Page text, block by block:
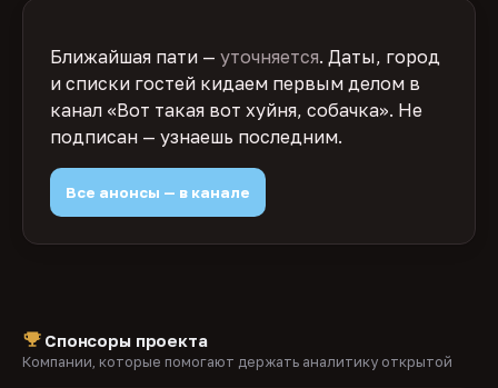
Ближайшая пати — уточняется. Даты, город
и списки гостей кидаем первым делом в
канал «Вот такая вот хуйня, собачка». Не
подписан — узнаешь последним.
Все анонсы — в канале
Спонсоры проекта
Компании, которые помогают держать аналитику открытой